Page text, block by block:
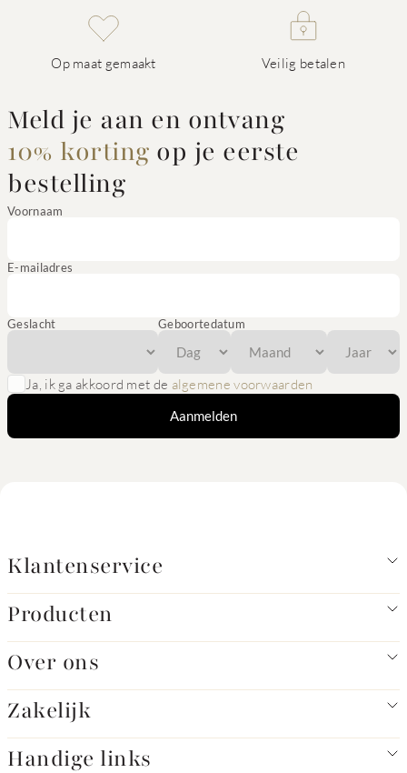
Op maat gemaakt Veilig betalen
Meld je aan en ontvang
10% korting op je eerste
bestelling
Voornaam
E-mailadres
Geslacht Geboortedatum
Ja, ik ga akkoord met de algemene voorwaarden
Aanmelden
Klantenservice
Producten
Over ons
Zakelijk
Handige links